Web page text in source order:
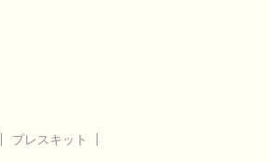
プレスキット